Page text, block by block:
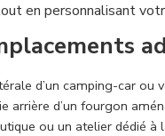
en personnalisant
d’un camping-car ou
arrière d’un fourgon
ou un atelier dédié à